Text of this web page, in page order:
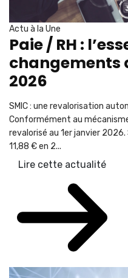
Actu à la Une
Paie / RH :
changements
2026
SMIC : une revalorisation
Conformément au
revalorisé au 1er janvier
11,88 € en 2...
Lire cette actualité